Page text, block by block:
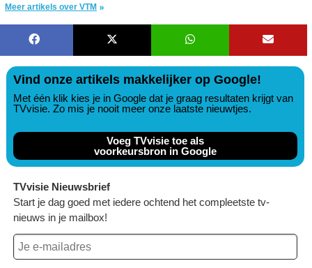
Meer artikels over VTM
Vind onze artikels makkelijker op Google!
Met één klik kies je in Google dat je graag resultaten krijgt van
TVvisie. Zo mis je nooit meer onze laatste nieuwtjes.
Voeg TVvisie toe als
voorkeursbron in Google
TVvisie Nieuwsbrief
Start je dag goed met iedere ochtend het compleetste tv-
nieuws in je mailbox!